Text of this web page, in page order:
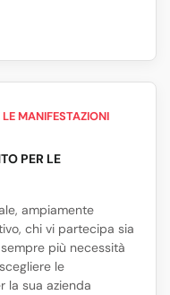
MANIFESTAZIONI
PER LE
ampiamente
chi vi partecipa sia
più necessità
le
la sua azienda